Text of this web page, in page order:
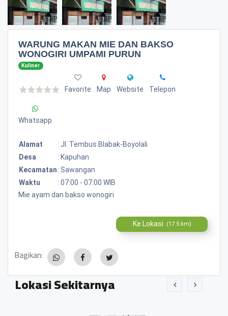
WARUNG MAKAN MIE DAN BAKSO
WONOGIRI UMPAMI PURUN
Kuliner
Favorite Map Website Telepon
Whatsapp
Alamat : Jl. Tembus Blabak-Boyolali
Desa
: Kapuhan
Kecamatan : Sawangan
Waktu
:07:00 - 07:00 WIB
Mie ayam dan bakso wonogiri
Ke Lokasi (17.5 km)
Bagikan:
Lokasi Sekitarnya